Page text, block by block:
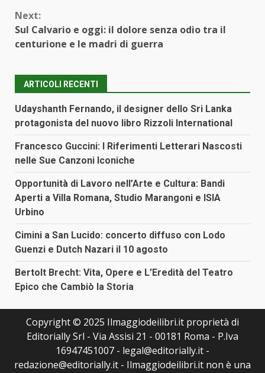
Next:
Sul Calvario e oggi: il dolore senza odio tra il
centurione e le madri di guerra
ARTICOLI RECENTI
Udayshanth Fernando, il designer dello Sri Lanka
protagonista del nuovo libro Rizzoli International
Francesco Guccini: I Riferimenti Letterari Nascosti
nelle Sue Canzoni Iconiche
Opportunità di Lavoro nell’Arte e Cultura: Bandi
Aperti a Villa Romana, Studio Marangoni e ISIA
Urbino
Cimini a San Lucido: concerto diffuso con Lodo
Guenzi e Dutch Nazari il 10 agosto
Bertolt Brecht: Vita, Opere e L’Eredità del Teatro
Epico che Cambiò la Storia
Copyright © 2025 Ilmaggiodeilibri.it proprietà di
Editorially Srl - Via Assisi 21 - 00181 Roma - P.Iva
16947451007 - legal@editorially.it -
redazione@editorially.it - Ilmaggiodeilibri.it non è una